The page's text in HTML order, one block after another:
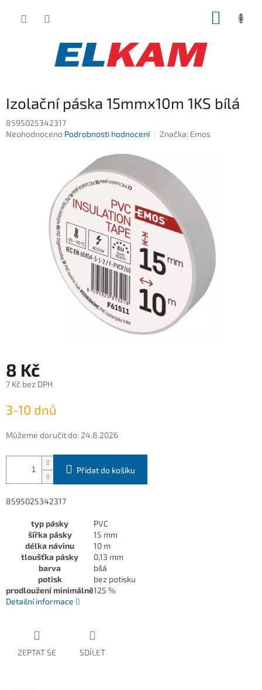
Izolační páska 15mmx10m 1KS bílá
8595025342317
Průměrné
Neohodnoceno Podrobnosti hodnocení Značka: Emos
8 Kč
7 Kč bez DPH
cena:
3-10 dnů
Můžeme doručit do: 24.8.2026
Přidat do košíku
8595025342317
typ pásky
PVC
šířka pásky
15 mm
délka návinu
10 m
tloušťka pásky
0,13 mm
barva
bílá
potisk
bez potisku
prodloužení minimálně125 %
Detailní informace
ZEPTAT SE SDÍLET